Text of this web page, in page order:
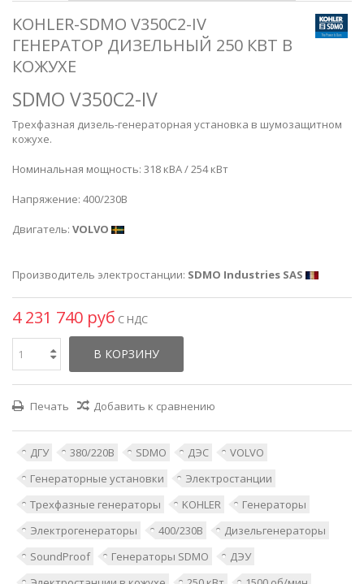
KOHLER-SDMO V350C2-IV
ГЕНЕРАТОР ДИЗЕЛЬНЫЙ 250 КВТ В
КОЖУХЕ
SDMO V350C2-IV
Трехфазная дизель-генераторная установка в шумозащитном
кожухе.
Номинальная мощность: 318 кВА / 254 кВт
Напряжение: 400/230В
Двигатель: VOLVO
Производитель электростанции: SDMO Industries SAS
4 231 740 руб С НДС
В КОРЗИНУ
Печать Добавить к сравнению
ДГУ 380/220В SDMO ДЭС
VOLVO
Генераторные установки
Электростанции
Трехфазные генераторы
KOHLER
Генераторы
Электрогенераторы
400/230В
Дизельгенераторы
SoundProof
Генераторы SDMO
ДЭУ